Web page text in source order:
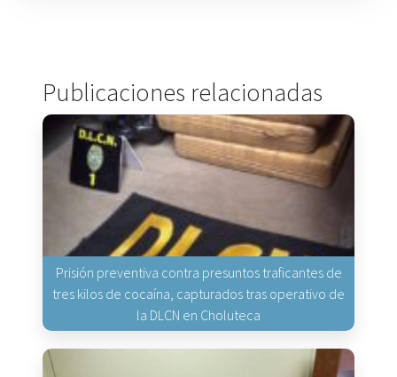
Publicaciones relacionadas
Prisión preventiva contra presuntos traficantes de
tres kilos de cocaína, capturados tras operativo de
la DLCN en Choluteca